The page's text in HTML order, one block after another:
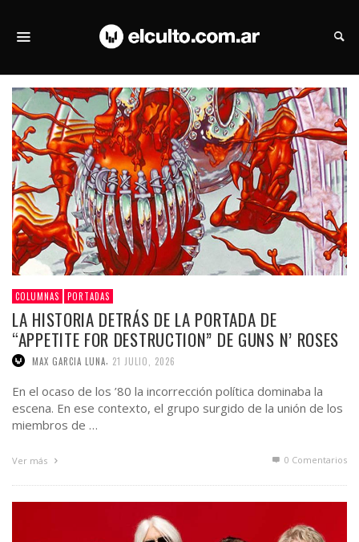
COLUMNAS PORTADAS
LA HISTORIA DETRÁS DE LA PORTADA DE
“APPETITE FOR DESTRUCTION” DE GUNS N’ ROSES
MAX GARCIA LUNA 21 JULIO, 2026
En el ocaso de los ’80 la incorrección política dominaba la
escena. En ese contexto, el grupo surgido de la unión de los
miembros de …
Ver más 0 Comentarios